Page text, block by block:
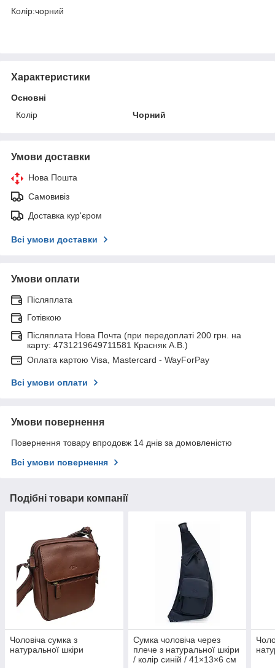
Колір:чорний
Характеристики
Основні
Колір
Чорний
Умови доставки
Нова Пошта
Самовивіз
Доставка кур'єром
Всі умови доставки
Умови оплати
Післяплата
Готівкою
Післяплата Нова Почта (при передоплаті 200 грн. на
карту: 4731219649711581 Красняк А.В.)
Оплата картою Visa, Mastercard - WayForPay
Всі умови оплати
Умови повернення
Повернення товару впродовж 14 днів за домовленістю
Всі умови повернення
Подібні товари компанії
Чоловіча сумка з
натуральної шкіри
Сумка чоловіча через
плече з натуральної шкіри
/ колір синій / 41×13×6 см